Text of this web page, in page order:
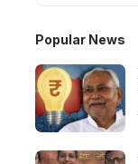
Popular News